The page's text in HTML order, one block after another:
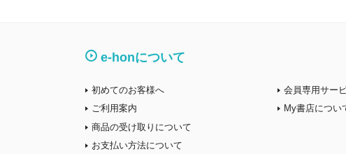
e-honについて
初めてのお客様へ
ご利用案内
商品の受け取りについて
お支払い方法について
会員専用サー
My書店につい